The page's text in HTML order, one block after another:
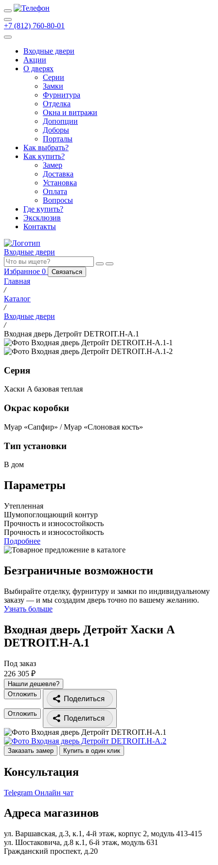
+7 (812) 760-80-01
Входные двери
Акции
О дверях
Cерии
Замки
Фурнитура
Отделка
Окна и витражи
Допопции
Доборы
Порталы
Как выбрать?
Как купить?
Замер
Доставка
Установка
Оплата
Вопросы
Где купить?
Эксклюзив
Контакты
Входные двери
Избранное 0 Связаться
Главная
/
Каталог
/
Входные двери
/
Входная дверь Детройт DETROIT.H-A.1
Серия
Хаски A базовая теплая
Окрас коробки
Муар «Сапфир» / Муар «Слоновая кость»
Тип установки
В дом
Параметры
Утепленная
Шумопоглощающий контур
Прочность и износостойкость
Прочность и износостойкость
Подробнее
Безграничные возможности
Выбирайте отделку, фурнитуру и замки по индивидуальному
заказу — и мы создадим дверь точно по вашему желанию.
Узнать больше
Входная дверь Детройт Хаски A
DETROIT.H-A.1
Под заказ
226 305 ₽
Нашли дешевле?
Отложить
Поделиться
Отложить
Поделиться
Заказать замер Купить в один клик
Консультация
Telegram Онлайн чат
Адреса магазинов
ул. Варшавская, д.3, к.1, 4-й этаж, корпус 2, модуль 413-415
ул. Шостаковича, д.8 к.1, 6-й этаж, модуль 631
Гражданский проспект, д.20